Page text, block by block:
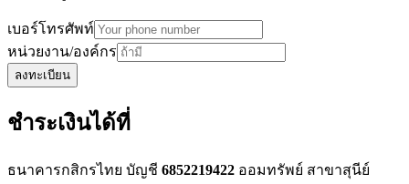
เบอร์โทรศัพท์
หน่วยงาน/องค์กร
ลงทะเบียน
ชำระเงินได้ที่
ธนาคารกสิกรไทย บัญชี 6852219422 ออมทรัพย์ สาขาสุนีย์